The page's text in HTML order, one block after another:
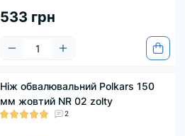
533 грн
Ніж обвалювальний Polkars 150
мм жовтий NR 02 zolty
2